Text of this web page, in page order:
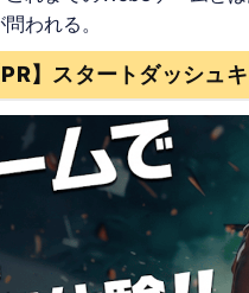
われる。
PR】スタートダッシュ